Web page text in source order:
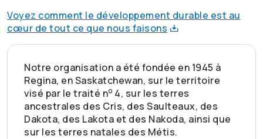
Voyez comment le développement durable est au
cœur de tout ce que nous faisons
Notre organisation a été fondée en 1945 à
Regina, en Saskatchewan, sur le territoire
visé par le traité no 4, sur les terres
ancestrales des Cris, des Saulteaux, des
Dakota, des Lakota et des Nakoda, ainsi que
sur les terres natales des Métis.